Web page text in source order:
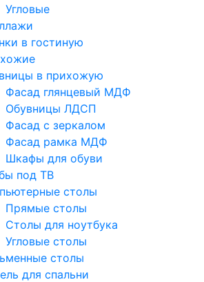
Угловые
в гостиную
в прихожую
Фасад глянцевый МДФ
Обувницы ЛДСП
Фасад с зеркалом
Фасад рамка МДФ
Шкафы для обуви
под ТВ
столы
Прямые столы
Столы для ноутбука
Угловые столы
столы
для спальни